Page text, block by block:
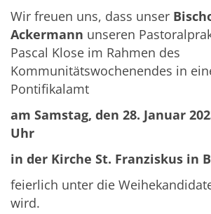
Wir freuen uns, dass unser
Ackermann unseren
Pascal Klose im Rahmen des
Kommunitätswochenendes in
Pontifikalamt
am Samstag, den 28. Januar
Uhr
in der Kirche St. Franziskus in
feierlich unter die
wird.